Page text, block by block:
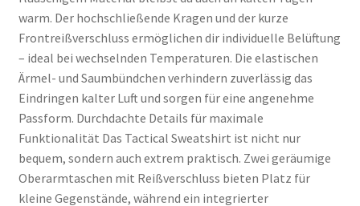
warm. Der hochschließende Kragen und der kurze
Frontreißverschluss ermöglichen dir individuelle Belüftung
– ideal bei wechselnden Temperaturen. Die elastischen
Ärmel- und Saumbündchen verhindern zuverlässig das
Eindringen kalter Luft und sorgen für eine angenehme
Passform. Durchdachte Details für maximale
Funktionalität Das Tactical Sweatshirt ist nicht nur
bequem, sondern auch extrem praktisch. Zwei geräumige
Oberarmtaschen mit Reißverschluss bieten Platz für
kleine Gegenstände, während ein integrierter